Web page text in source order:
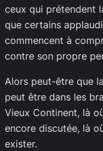
ceux qui prétendent
que certains
commencent à
contre son propre
Alors peut-être que
peut être dans les
Vieux Continent, là
encore discutée, là
exister.